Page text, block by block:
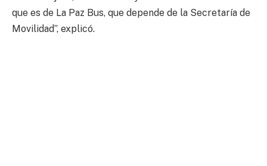
que es de La Paz Bus, que depende de la Secretaría de
Movilidad”, explicó.